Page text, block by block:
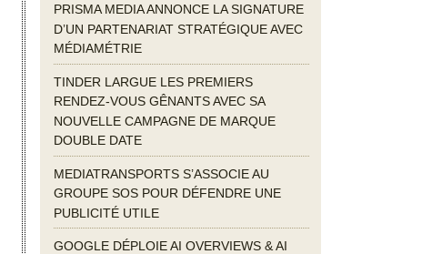
PRISMA MEDIA ANNONCE LA SIGNATURE
D’UN PARTENARIAT STRATÉGIQUE AVEC
MÉDIAMÉTRIE
TINDER LARGUE LES PREMIERS
RENDEZ-VOUS GÊNANTS AVEC SA
NOUVELLE CAMPAGNE DE MARQUE
DOUBLE DATE
MEDIATRANSPORTS S’ASSOCIE AU
GROUPE SOS POUR DÉFENDRE UNE
PUBLICITÉ UTILE
GOOGLE DÉPLOIE AI OVERVIEWS & AI